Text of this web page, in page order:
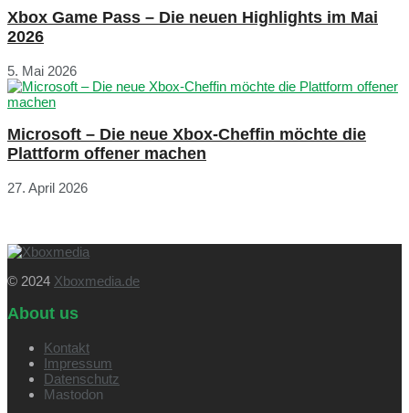
Xbox Game Pass – Die neuen Highlights im Mai
2026
5. Mai 2026
Microsoft – Die neue Xbox-Cheffin möchte die
Plattform offener machen
27. April 2026
© 2024 Xboxmedia.de
About us
Kontakt
Impressum
Datenschutz
Mastodon